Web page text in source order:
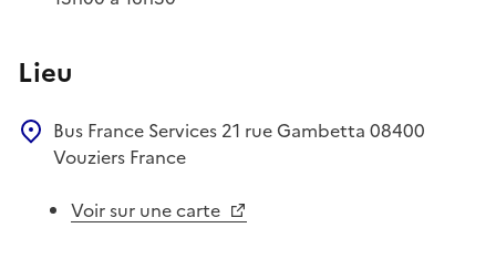
Lieu
Bus France Services 21 rue Gambetta 08400
Vouziers France
Voir sur une carte